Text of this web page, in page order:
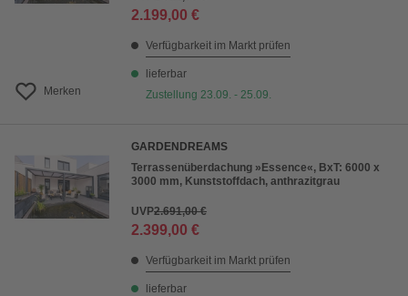
Merken
2.199,00 €
Verfügbarkeit im Markt prüfen
lieferbar
Zustellung 23.09. - 25.09.
GARDENDREAMS
Terrassenüberdachung »Essence«, BxT: 6000 x
3000 mm, Kunststoffdach, anthrazitgrau
UVP2.691,00 €
2.399,00 €
Verfügbarkeit im Markt prüfen
lieferbar